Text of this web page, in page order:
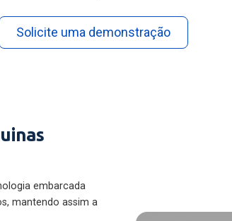
Solicite uma demonstração
embarcada
mantendo assim a